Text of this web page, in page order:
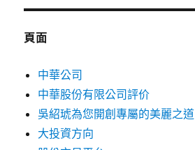
鍵
頁面
中華公司
中華股份有限公司評价
吳紹琥為您開創專屬的美麗之道
大投資方向